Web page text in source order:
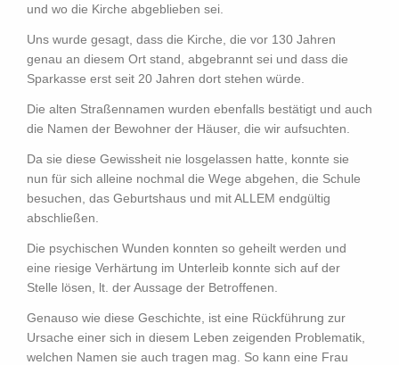
und wo die Kirche abgeblieben sei.
Uns wurde gesagt, dass die Kirche, die vor 130 Jahren
genau an diesem Ort stand, abgebrannt sei und dass die
Sparkasse erst seit 20 Jahren dort stehen würde.
Die alten Straßennamen wurden ebenfalls bestätigt und auch
die Namen der Bewohner der Häuser, die wir aufsuchten.
Da sie diese Gewissheit nie losgelassen hatte, konnte sie
nun für sich alleine nochmal die Wege abgehen, die Schule
besuchen, das Geburtshaus und mit ALLEM endgültig
abschließen.
Die psychischen Wunden konnten so geheilt werden und
eine riesige Verhärtung im Unterleib konnte sich auf der
Stelle lösen, lt. der Aussage der Betroffenen.
Genauso wie diese Geschichte, ist eine Rückführung zur
Ursache einer sich in diesem Leben zeigenden Problematik,
welchen Namen sie auch tragen mag. So kann eine Frau